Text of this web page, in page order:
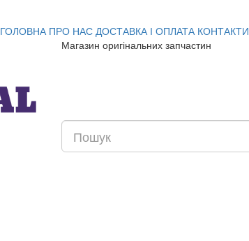
ГОЛОВНА ПРО НАС ДОСТАВКА І ОПЛАТА КОНТАКТИ
Магазин оригінальних запчастин